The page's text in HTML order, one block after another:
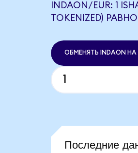
INDAON/EUR: 1
TOKENIZED)
ОБМЕНЯТЬ INDAON НА
Последние